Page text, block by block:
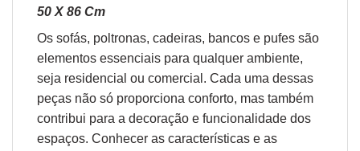
50 X 86 Cm
Os sofás, poltronas, cadeiras, bancos e pufes são
elementos essenciais para qualquer ambiente,
seja residencial ou comercial. Cada uma dessas
peças não só proporciona conforto, mas também
contribui para a decoração e funcionalidade dos
espaços. Conhecer as características e as